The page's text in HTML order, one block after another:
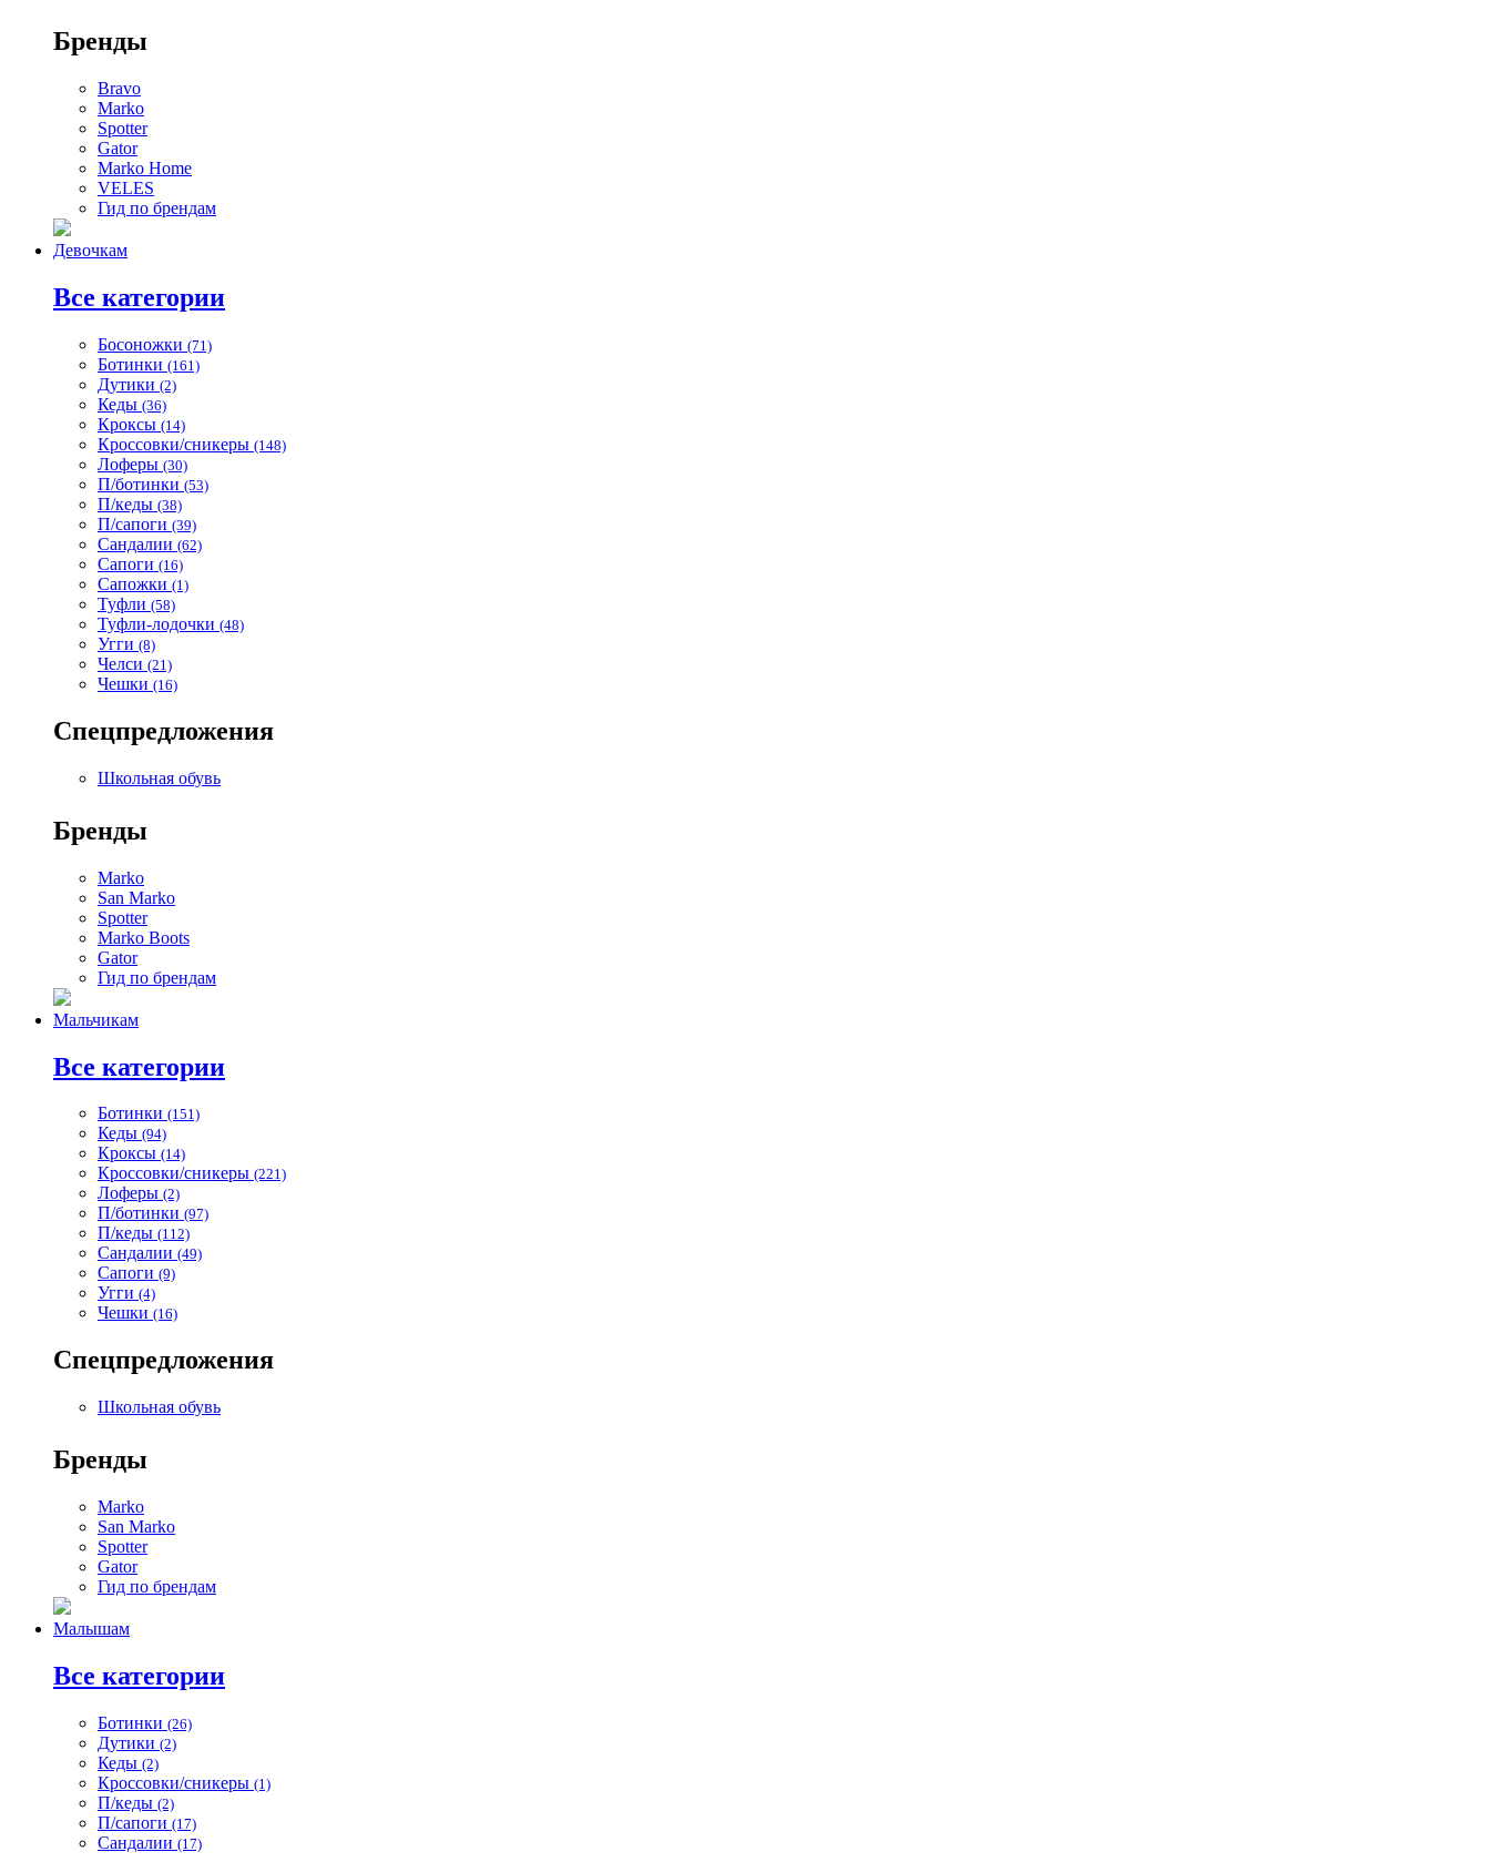
Бренды
Bravo
Marko
Spotter
Gator
Marko Home
VELES
Гид по брендам
Девочкам
Все категории
Босоножки (71)
Ботинки (161)
Дутики (2)
Кеды (36)
Кроксы (14)
Кроссовки/сникеры (148)
Лоферы (30)
П/ботинки (53)
П/кеды (38)
П/сапоги (39)
Сандалии (62)
Сапоги (16)
Сапожки (1)
Туфли (58)
Туфли-лодочки (48)
Угги (8)
Челси (21)
Чешки (16)
Спецпредложения
Школьная обувь
Бренды
Marko
San Marko
Spotter
Marko Boots
Gator
Гид по брендам
Мальчикам
Все категории
Ботинки (151)
Кеды (94)
Кроксы (14)
Кроссовки/сникеры (221)
Лоферы (2)
П/ботинки (97)
П/кеды (112)
Сандалии (49)
Сапоги (9)
Угги (4)
Чешки (16)
Спецпредложения
Школьная обувь
Бренды
Marko
San Marko
Spotter
Gator
Гид по брендам
Малышам
Все категории
Ботинки (26)
Дутики (2)
Кеды (2)
Кроссовки/сникеры (1)
П/кеды (2)
П/сапоги (17)
Сандалии (17)